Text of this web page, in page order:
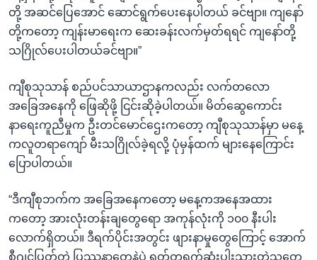
တို့ အဆင်ပြေအောင် ဆောင်ရွက်ပေးနေပါတယ် ခင်ဗျာ။ ကျနော်
တို့ကတော့ ကျန်းမာရေးက ဆေးခန်းလက်မှတ်ရရင် ကျနော်တို့
သဂြိုလ်ပေးပါတယ်ခင်ဗျာ။”
ကျီစုသုသာန် စည်ပင်သာယာဌာနကလည်း လက်တလော
အခြေအနေကို ဖြေဆိုဖို့ ငြင်းဆိုခဲ့ပါတယ်။ မိတ်ဆွေကောင်း
နာရေးကူညီမှုက ဦးတင်မောင်ဌေးကတော့ ကျီစုသုသာန်မှာ မနေ့
ကလူတရာကျော် မီးသဂြိုလ်ခဲ့ရလို့ ပုံမှန်ထက် များနေကြောင်း
ပြောပါတယ်။
“ဒီကျီစုဘက်က အခြေအနေကတော့ မနေ့ကအနေအထား
ကတော့ အားလုံးတန်းချတွေရော အကုန်လုံးကို ၁၀၀ နီးပါး
လောက်ရှိတယ်။ ဒီရက်ပိုင်းအတွင်း ဖျားနာမှုတွေကြောင့် အောက်
စီဂျင်ပြတ်တဲ့ ပြဿနာတွေနဲ့ပဲ ရုတ်တရက်ဆုံးပါးသွားတဲ့သူတွေ